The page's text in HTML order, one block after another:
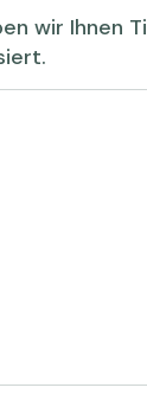
wir Ihnen